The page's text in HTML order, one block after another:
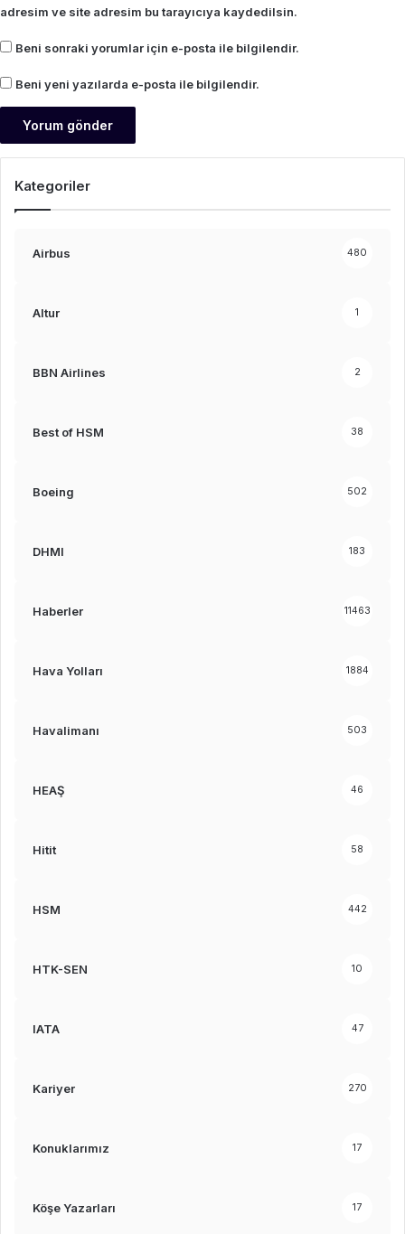
adresim ve site adresim bu tarayıcıya kaydedilsin.
Beni sonraki yorumlar için e-posta ile bilgilendir.
Beni yeni yazılarda e-posta ile bilgilendir.
Kategoriler
Airbus 480
Altur 1
BBN Airlines 2
Best of HSM 38
Boeing 502
DHMI 183
Haberler 11463
Hava Yolları 1884
Havalimanı 503
HEAŞ 46
Hitit 58
HSM 442
HTK-SEN 10
IATA 47
Kariyer 270
Konuklarımız 17
Köşe Yazarları 17